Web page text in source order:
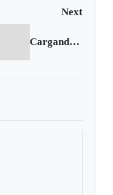
Next
Cargando siguiente...